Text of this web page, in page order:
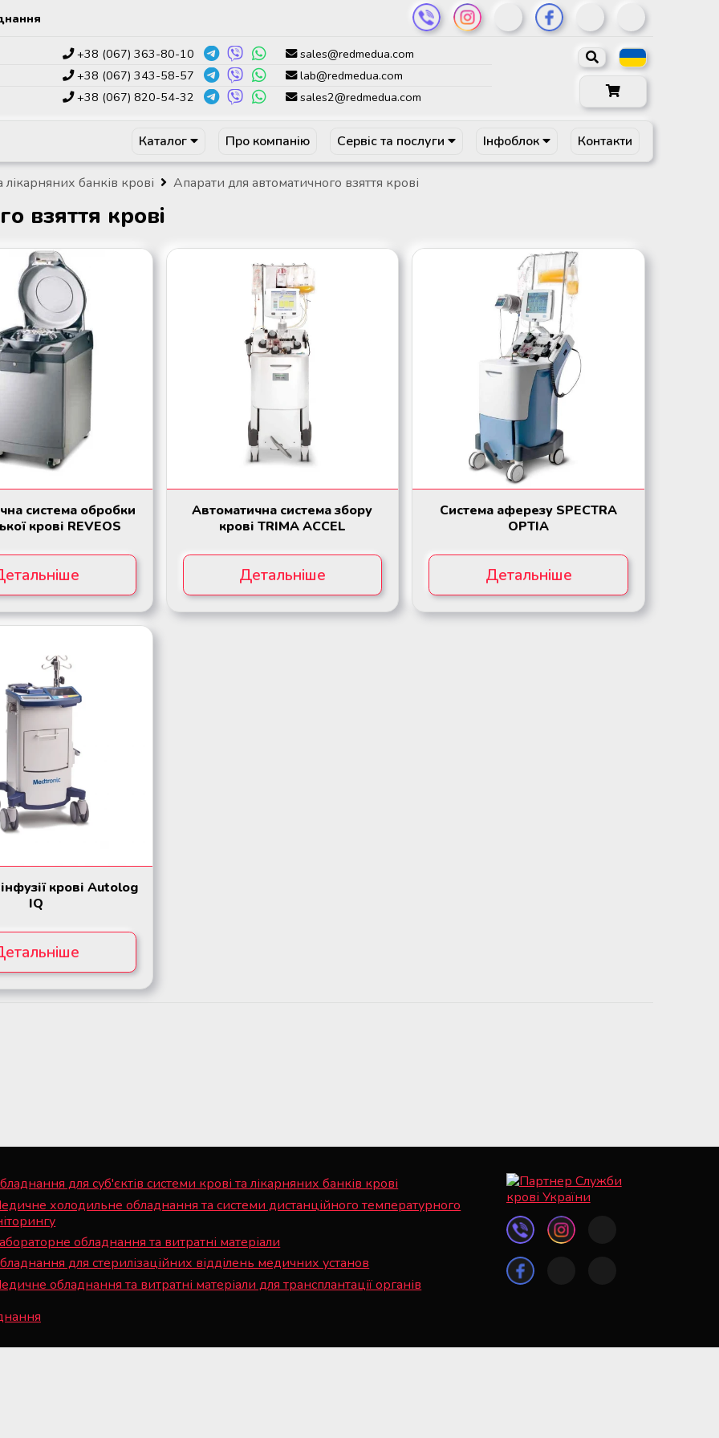
+38 (067) 363-80-10
sales@redmedua.com
+38 (067) 343-58-57
lab@redmedua.com
+38 (067) 820-54-32 sales2@redmedua.com
Каталог Про компанію Сервіс та послуги Інфоблок Контакти
банків крові Апарати для автоматичного взяття крові
взяття крові
система обробки
крові REVEOS
Автоматична система збору
крові TRIMA ACCEL
Детальніше
Система аферезу SPECTRA
OPTIA
Детальніше
крові Autolog
IQ
для суб'єктів системи крові та лікарняних банків крові
холодильне обладнання та системи дистанційного температурного
обладнання та витратні матеріали
для стерилізаційних відділень медичних установ
обладнання та витратні матеріали для трансплантації органів